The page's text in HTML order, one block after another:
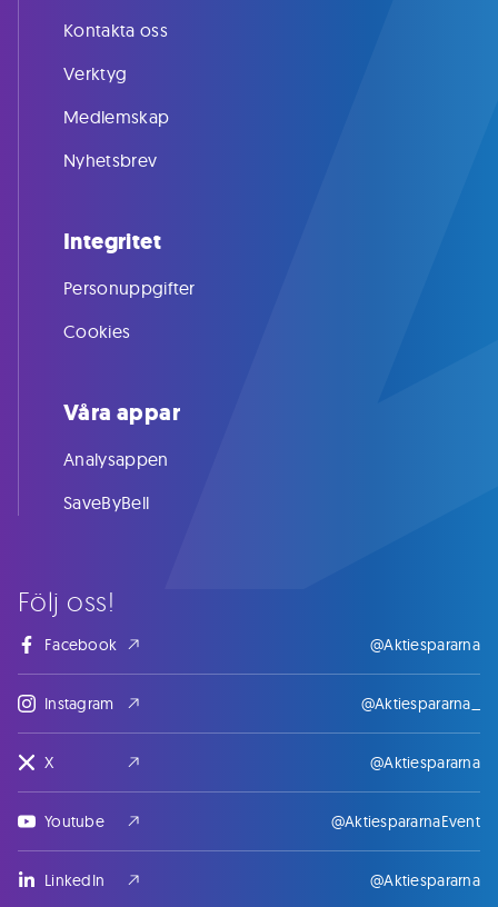
Följ oss!
Facebook @Aktiespararna
Instagram @Aktiespararna_
X @Aktiespararna
Youtube @AktiespararnaEvent
LinkedIn @Aktiespararna
Kontakta oss
Verktyg
Medlemskap
Nyhetsbrev
Integritet
Personuppgifter
Cookies
Våra appar
Analysappen
SaveByBell